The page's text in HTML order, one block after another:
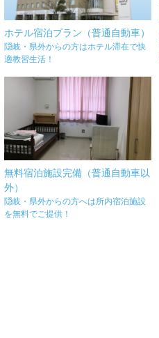
ホテル宿泊プラン（普通自動車）
隠岐・県外からの方はホテル滞在で快
適教習生活！
無料宿泊施設完備（普通自動車以
外）
隠岐・県外からの方へは所内宿泊施設
を無料でご提供！